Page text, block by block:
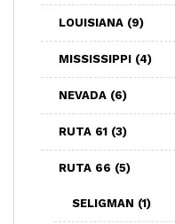
LOUISIANA (9)
MISSISSIPPI (4)
NEVADA (6)
RUTA 61 (3)
RUTA 66 (5)
SELIGMAN (1)